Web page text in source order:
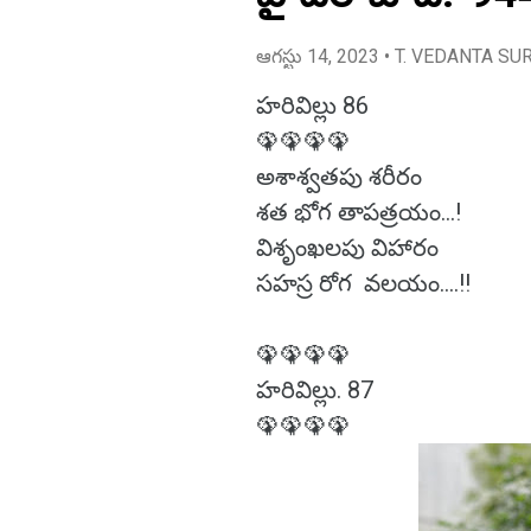
ఆగస్టు 14, 2023 • T. VEDANTA
హరివిల్లు 86
🦚🦚🦚🦚
అశాశ్వతపు శరీరం
శత భోగ తాపత్రయం...!
విశృంఖలపు విహారం
సహస్ర రోగ వలయం....!!
🦚🦚🦚🦚
హరివిల్లు. 87
🦚🦚🦚🦚